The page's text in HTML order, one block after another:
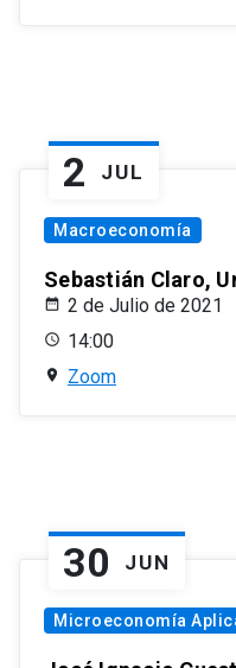
2 JUL
Macroeconomía
Sebastián Claro,
2 de Julio de 2021
14:00
Zoom
30 JUN
Microeconomía